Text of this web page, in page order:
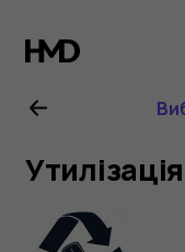
Nokia
G21
Утилізація